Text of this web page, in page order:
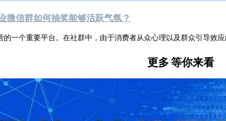
微信群如何抽奖能够活跃气氛？
一个重要平台。在社群中，由于消费者从众心理以及群众引导效
更多等你来看